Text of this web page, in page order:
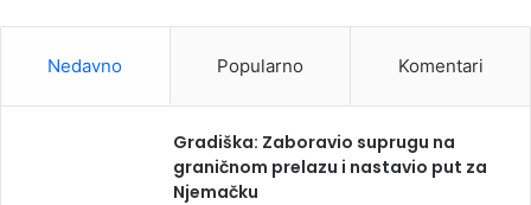
Nedavno Popularno Komentari
Gradiška: Zaboravio suprugu na
graničnom prelazu i nastavio put za
Njemačku